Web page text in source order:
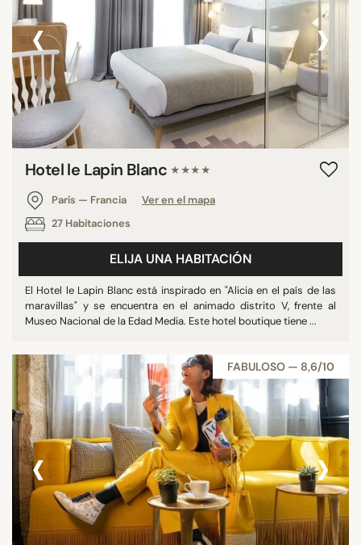
‹ ›
Hotel le Lapin Blanc ★★★★
París — Francia
Ver en el mapa
27 Habitaciones
ELIJA UNA HABITACIÓN
El Hotel le Lapin Blanc está inspirado en "Alicia en el país de las
maravillas" y se encuentra en el animado distrito V, frente al
Museo Nacional de la Edad Media. Este hotel boutique tiene ...
FABULOSO — 8,6/10
‹ ›